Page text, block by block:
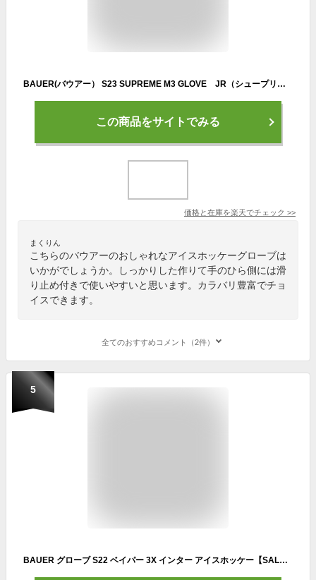
BAUER(バウアー） S23 SUPREME M3 GLOVE JR（シュープリーム エム3 ジュニア) アイスホッケーグローブ
この商品をサイトでみる
価格と在庫を楽天でチェック >>
まくりん
こちらのバウアーのおしゃれなアイスホッケーグローブは
いかがでしょうか。しっかりした作りて手のひら側には滑
り止め付きで使いやすいと思います。カラバリ豊富でチョ
イスできます。
全てのおすすめコメント（2件）
5
BAUER グローブ S22 ベイパー 3X インター アイスホッケー【SALE!!】